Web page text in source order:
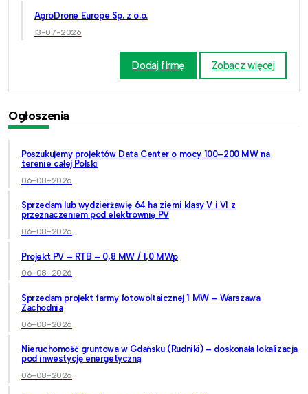
AgroDrone Europe Sp. z o.o.
13-07-2026
Dodaj firmę Zobacz więcej
Ogłoszenia
Poszukujemy projektów Data Center o mocy 100–200 MW na
terenie całej Polski
06-08-2026
Sprzedam lub wydzierżawię 64 ha ziemi klasy V i VI z
przeznaczeniem pod elektrownię PV
06-08-2026
Projekt PV – RTB – 0,8 MW / 1,0 MWp
06-08-2026
Sprzedam projekt farmy fotowoltaicznej 1 MW – Warszawa
Zachodnia
06-08-2026
Nieruchomość gruntowa w Gdańsku (Rudniki) – doskonała lokalizacja
pod inwestycję energetyczną
06-08-2026